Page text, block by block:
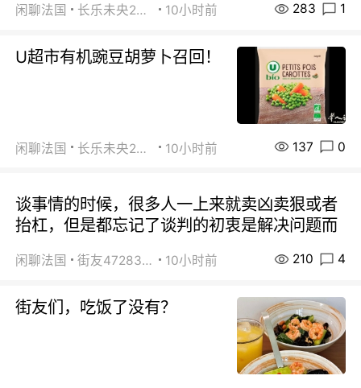
闲聊法国 长乐未央2015 10小时前 283 1
U超市有机豌豆胡萝卜召回！
闲聊法国 长乐未央2015 10小时前 137 0
谈事情的时候，很多人一上来就卖凶卖狠或者
抬杠，但是都忘记了谈判的初衷是解决问题而
闲聊法国 街友472838572 10小时前 210 4
街友们，吃饭了没有？